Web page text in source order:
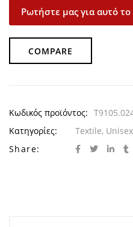
Ρωτήστε μας για αυτό το
COMPARE
Κωδικός προϊόντος:
Κατηγορίες:
Textile,
Share: